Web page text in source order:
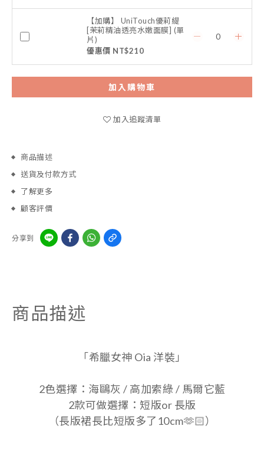
【加購】 UniTouch優莉緹
[茉莉精油透亮水嫩面膜] (單
片)
優惠價 NT$210
加入購物車
加入追蹤清單
商品描述
送貨及付款方式
了解更多
顧客評價
分享到
商品描述
「希臘女神 Oia 洋裝」
2色選擇：海鷗灰 / 高加索綠 / 馬爾它藍
2款可做選擇：短版or 長版
（長版裙長比短版多了10cm🫶🏻）